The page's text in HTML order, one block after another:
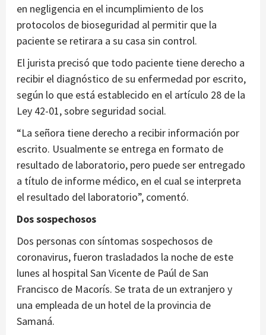
en negligencia en el incumplimiento de los
protocolos de bioseguridad al permitir que la
paciente se retirara a su casa sin control.
El jurista precisó que todo paciente tiene derecho a
recibir el diagnóstico de su enfermedad por escrito,
según lo que está establecido en el artículo 28 de la
Ley 42-01, sobre seguridad social.
“La señora tiene derecho a recibir información por
escrito. Usualmente se entrega en formato de
resultado de laboratorio, pero puede ser entregado
a título de informe médico, en el cual se interpreta
el resultado del laboratorio”, comentó.
Dos sospechosos
Dos personas con síntomas sospechosos de
coronavirus, fueron trasladados la noche de este
lunes al hospital San Vicente de Paúl de San
Francisco de Macorís. Se trata de un extranjero y
una empleada de un hotel de la provincia de
Samaná.